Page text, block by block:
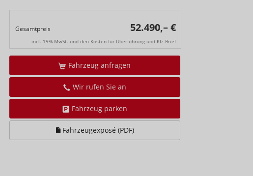
Gesamtpreis 52.490,– €
incl. 19% MwSt. und den Kosten für Überführung und Kfz-Brief
Fahrzeug anfragen
Wir rufen Sie an
Fahrzeug parken
Fahrzeugexposé (PDF)